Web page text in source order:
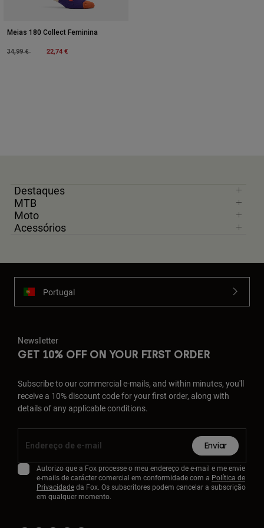
Meias 180 Collect Feminina
Price reduced from
34,99 €to 22,74 €
Destaques
MTB
Moto
Acessórios
Portugal
Newsletter
GET 10% OFF ON YOUR FIRST ORDER
Subscribe to our commercial e-mails, and within minutes, you'll
receive a 10% discount code for your first order, along with
details of any applicable conditions.
Enviar
Autorizo que a Fox processe o meu endereço de e-mail e me envie
e-mails de carácter comercial em conformidade com a Política de
Privacidadeda Fox. Os subscritores podem cancelar a subscrição
em qualquer momento.